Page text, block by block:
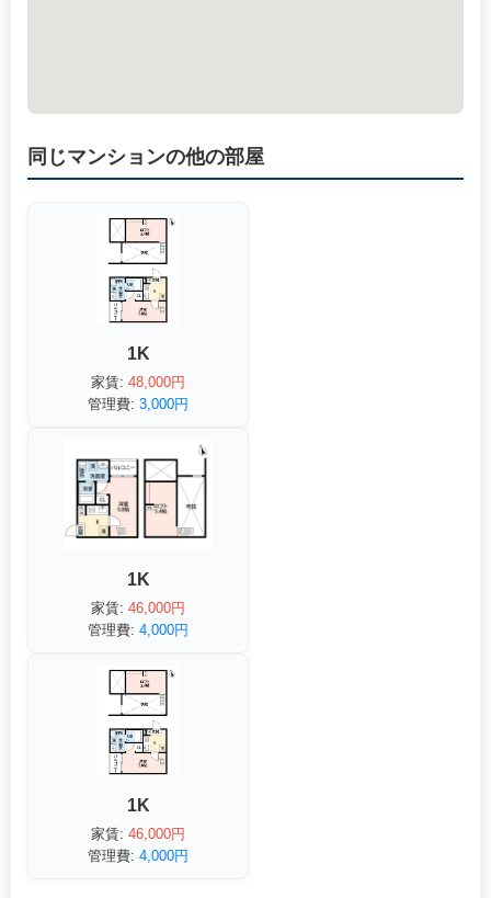
同じマンションの他の部屋
1K
家賃: 48,000円
管理費: 3,000円
1K
家賃: 46,000円
管理費: 4,000円
1K
家賃: 46,000円
管理費: 4,000円